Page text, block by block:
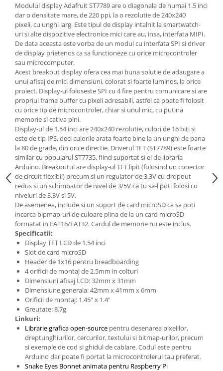
Modulul display Adafruit ST7789 are o diagonala de numai 1.5 inci
dar o densitate mare, de 220 ppi, la o rezolutie de 240x240
pixeli, cu unghi larg. Este tipul de display intalnit la smartwatch-
uri si alte dispozitive electronice mici care au, insa, interfata MIPI.
De data aceasta este vorba de un modul cu interfata SPI si driver
de display prietenos ca sa functioneze cu orice microcontroler
sau microcomputer.
Acest breakout display ofera cea mai buna solutie de adaugare a
unui afisaj de mici dimensiuni, colorat si foarte luminos, la orice
proiect. Display-ul foloseste SPI cu 4 fire pentru comunicare si are
propriul frame buffer cu pixeli adresabili, astfel ca poate fi folosit
cu orice tip de microcontroler, chiar si unul mic, cu putina
memorie si cativa pini.
Display-ul de 1.54 inci are 240x240 rezolutie, culori de 16 biti si
este de tip IPS, deci culorile arata foarte bine la un unghi de pana
la 80 de grade, din orice directie. Driverul TFT (ST7789) este foarte
similar cu popularul ST7735, fiind suportat si el de libraria
Arduino. Breakoutul are display-ul TFT lipit (folosind un conector
de circuit flexibil) precum si un regulator de 3.3V cu dropout
redus si un schimbator de nivel de 3/5V ca tu sa-l poti folosi cu
niveluri de 3.3V si 5V.
De asemenea, include si un suport de card microSD ca sa poti
incarca bipmap-uri de culoare plina de la un card microSD
formatat in FAT16/FAT32. Cardul de memorie nu este inclus.
Specificatii:
Display TFT LCD de 1.54 inci
Slot de card microSD
Header de 1x16 pentru breadboarding
4 orificii de montaj de 2.5mm in colturi
Dimensiuni afisaj LCD: 32mm x 31mm
Dimensiune generala: 42mm x 41mm x 6mm
Orificii de montaj: 1.45" x 1.4"
Greutate: 8.7g
Linkuri:
Librarie grafica open-source pentru desenarea pixelilor,
dreptunghiurilor, cercurilor, textului si bitmap-urilor, precum
si exemple de cod si ghidul de cablare. Codul este pentru
Arduino dar poate fi portat la microcontrolerul tau preferat.
Snake Eyes Bonnet animata pentru Raspberry Pi